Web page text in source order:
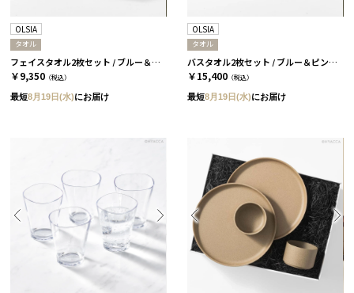
OLSIA
タオル
フェイスタオル2枚セット / ブルー＆ピンク［オルシア］
￥9,350 （税込）
最短8月19日(水)にお届け
OLSIA
タオル
バスタオル2枚セット / ブルー＆ピンク［オルシア］
￥15,400 （税込）
最短8月19日(水)にお届け